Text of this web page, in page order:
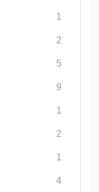
1
2
5
9
1
2
1
4